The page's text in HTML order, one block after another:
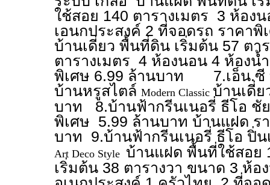
ใช้สอย 140 ตารางเมตร 3 ห้อง
เอนกประสงค์ 2 ที่จอดรถ ราคา
บ้านเดี่ยว พื้นที่ดิน เริ่มต้น 57 ตา
ตารางเมตร 4 ห้องนอน 4 ห้องน้
พิเศษ 6.99 ล้านบาท 7.เอ็น.ซี
บ้านหรูสไตล์ Modern Classic บ้านเดี่
บาท 8.บ้านฟ้ากรีนเนอรี่ ธีโอ ชั
พิเศษ 5.99 ล้านบาท บ้านแฝด ร
บาท 9.บ้านฟ้ากรีนเนอรี่ ธีโอ ปิ่น
Art Deco Style บ้านแฝด พื้นที่ใช้สอย
เริ่มต้น 38 ตารางวา ขนาด 3 ห้อ